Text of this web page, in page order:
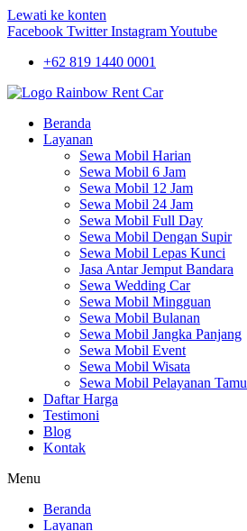
Lewati ke konten
Facebook Twitter InstagramYoutube
+62 819 1440 0001
Beranda
Layanan
Sewa Mobil Harian
Sewa Mobil 6 Jam
Sewa Mobil 12 Jam
Sewa Mobil 24 Jam
Sewa Mobil Full Day
Sewa Mobil Dengan Supir
Sewa Mobil Lepas Kunci
Jasa Antar Jemput Bandara
Sewa Wedding Car
Sewa Mobil Mingguan
Sewa Mobil Bulanan
Sewa Mobil Jangka Panjang
Sewa Mobil Event
Sewa Mobil Wisata
Sewa Mobil Pelayanan
Daftar Harga
Testimoni
Blog
Kontak
Menu
Beranda
Layanan